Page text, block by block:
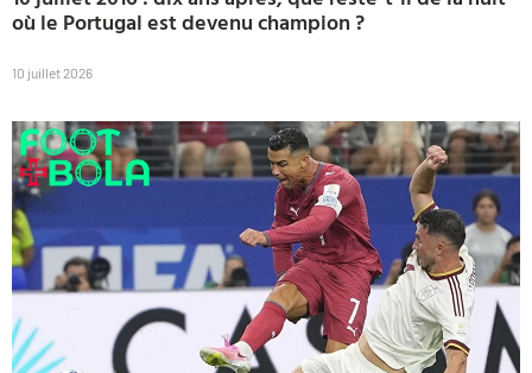
où le Portugal est devenu champion ?
10 juillet 2026